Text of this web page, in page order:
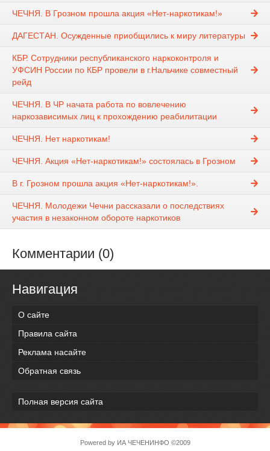
ЧЕЧНЯ. В Грозном прошла акция «Нет-наркотикам!»
ДАГЕСТАН. Осужденные приобщились к миру литературы
КБР. Сотрудники республиканского наркоконтроля и
УФСИН России по КБР провели в г.Нальчике совместный
рейд
ЧЕЧНЯ. В ЧР начата работа по вовлечению
наркозависимых лиц к прохождению реабилитации
ЧЕЧНЯ. Нет наркотикам!
ЧЕЧНЯ. Акция «Нет-наркотикам!» состоялась в Грозном
В г. Грозном прошла акция «Нет-наркотикам!».
ЧЕЧНЯ. Молодежи Чечни рассказали о последствиях
участия в незаконном обороте наркотиков
Комментарии (0)
Навигация
О сайте
Правила сайта
Реклама насайте
Обратная связь
Полная версия сайта
Powered by ИА ЧЕЧЕНИНФО ©2009